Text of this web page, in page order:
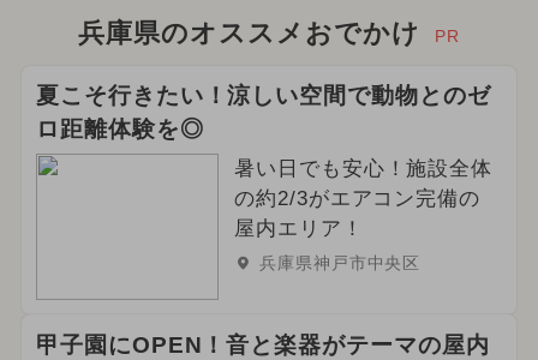
兵庫県のオススメおでかけ PR
夏こそ行きたい！涼しい空間で動物とのゼ
ロ距離体験を◎
暑い日でも安心！施設全体
の約2/3がエアコン完備の
屋内エリア！
兵庫県神戸市中央区
甲子園にOPEN！音と楽器がテーマの屋内